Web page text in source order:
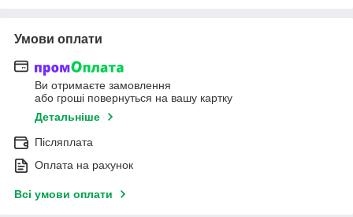
Умови оплати
Ви отримаєте замовлення
або гроші повернуться на вашу картку
Детальніше
Післяплата
Оплата на рахунок
Всі умови оплати